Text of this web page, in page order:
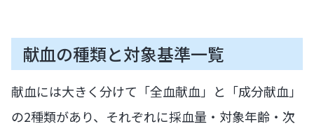
献血の種類と対象基準一覧
献血には大きく分けて「全血献血」と「成分献血」
の2種類があり、それぞれに採血量・対象年齢・次